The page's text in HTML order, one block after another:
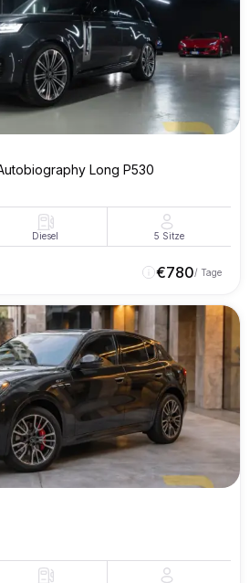
Long P530
Diesel 5 Sitze
€780/ Tage